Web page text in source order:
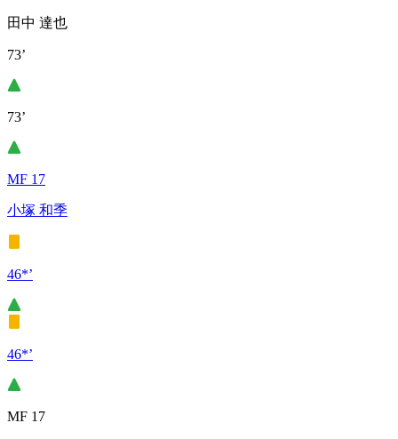
田中 達也
73’
73’
MF 17
小塚 和季
46*’
46*’
MF 17